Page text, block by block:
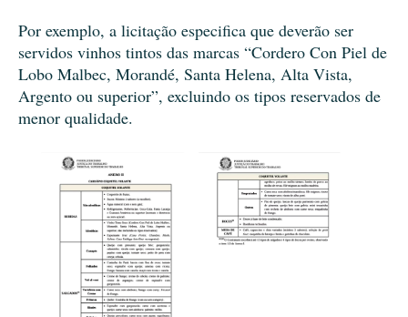
Por exemplo, a licitação especifica que deverão ser
servidos vinhos tintos das marcas “Cordero Con Piel de
Lobo Malbec, Morandé, Santa Helena, Alta Vista,
Argento ou superior”, excluindo os tipos reservados de
menor qualidade.